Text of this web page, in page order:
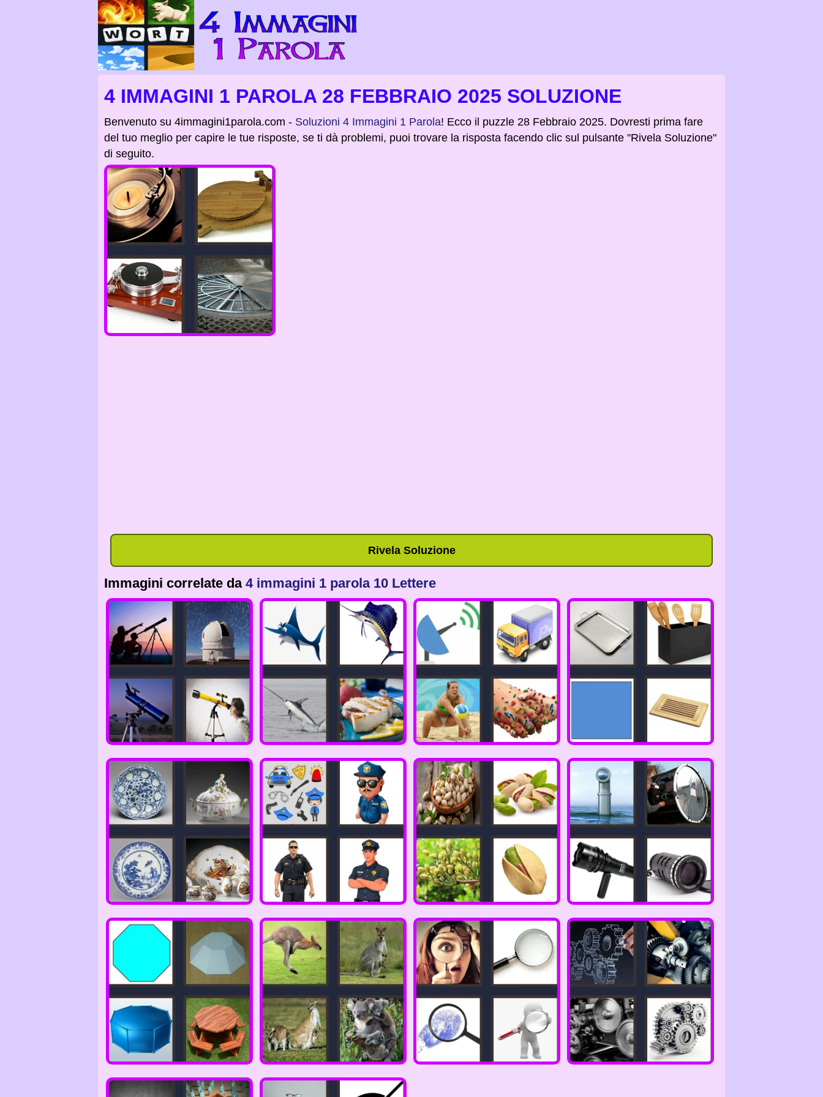
4 IMMAGINI 1 PAROLA 28 FEBBRAIO 2025 SOLUZIONE
Benvenuto su 4immagini1parola.com - Soluzioni 4 Immagini 1 Parola! Ecco il puzzle 28 Febbraio 2025. Dovresti prima fare
del tuo meglio per capire le tue risposte, se ti dà problemi, puoi trovare la risposta facendo clic sul pulsante "Rivela Soluzione"
di seguito.
Rivela Soluzione
Immagini correlate da 4 immagini 1 parola 10 Lettere